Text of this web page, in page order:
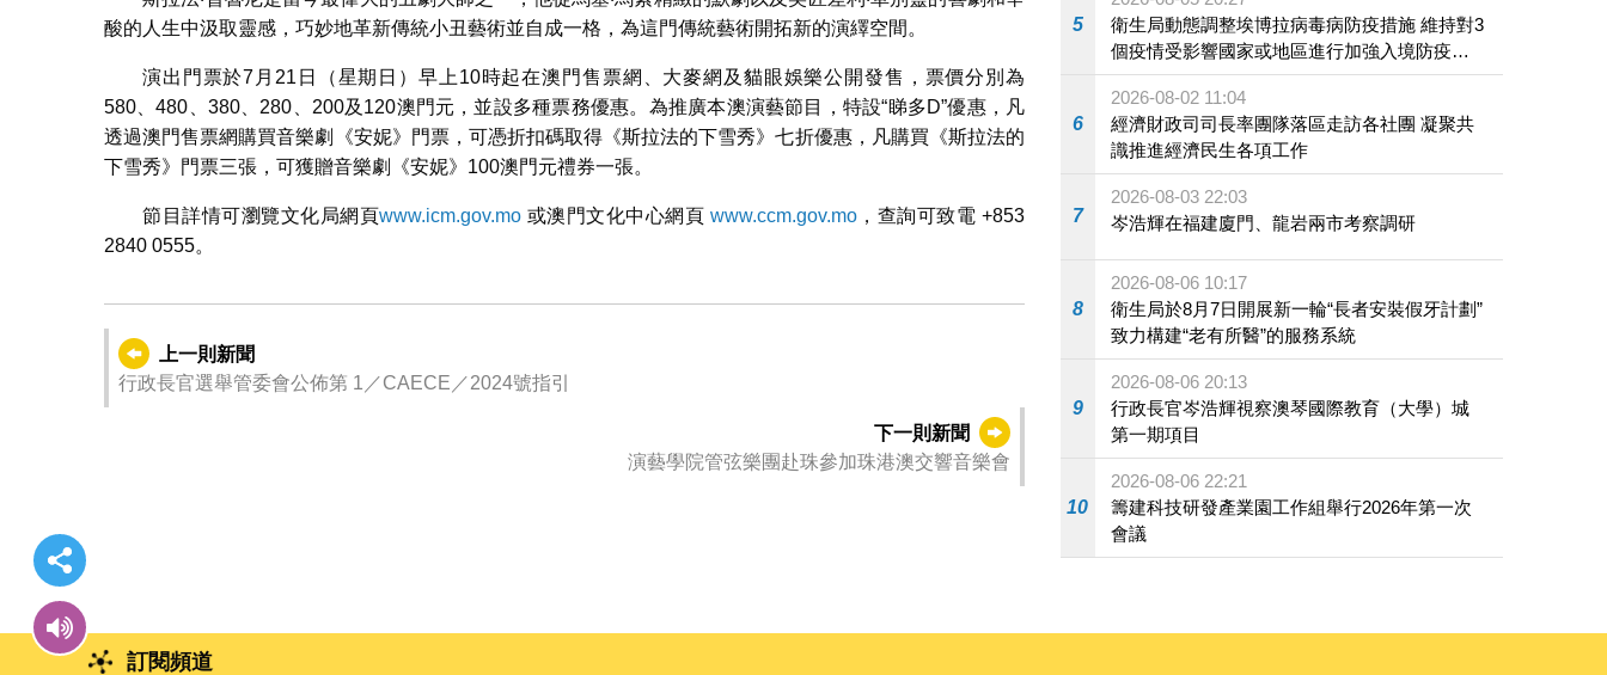
酸的人生中汲取靈感，巧妙地革新傳統小丑藝術並自成一格，為這門傳統藝術開拓新的演繹空間。
演出門票於7月21日（星期日）早上10時起在澳門售票網、大麥網及貓眼娛樂公開發售，票價分別為
580、480、380、280、200及120澳門元，並設多種票務優惠。為推廣本澳演藝節目，特設“睇多D”優惠，凡
透過澳門售票網購買音樂劇《安妮》門票，可憑折扣碼取得《斯拉法的下雪秀》七折優惠，凡購買《斯拉法的
下雪秀》門票三張，可獲贈音樂劇《安妮》100澳門元禮券一張。
節目詳情可瀏覽文化局網頁www.icm.gov.mo 或澳門文化中心網頁 www.ccm.gov.mo，查詢可致電 +853
2840 0555。
上一則新聞
行政長官選舉管委會公佈第 1／CAECE／2024號指引
下一則新聞
演藝學院管弦樂團赴珠參加珠港澳交響音樂會
5
衛生局動態調整埃博拉病毒病防疫措施 維持對3
個疫情受影響國家或地區進行加強入境防疫措
施
6
2026-08-02 11:04
經濟財政司司長率團隊落區走訪各社團 凝聚共
識推進經濟民生各項工作
7
2026-08-03 22:03
岑浩輝在福建廈門、龍岩兩市考察調研
8
2026-08-06 10:17
衛生局於8月7日開展新一輪“長者安裝假牙計劃”
致力構建“老有所醫”的服務系統
9
2026-08-06 20:13
行政長官岑浩輝視察澳琴國際教育（大學）城
第一期項目
10
2026-08-06 22:21
籌建科技研發產業園工作組舉行2026年第一次
會議
訂閱頻道